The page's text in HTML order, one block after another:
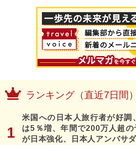
ランキング（直近7日間）
米国への日本人旅行者が好調
は5％増、年間で200万人超
が日本強化、日本人アンバサ